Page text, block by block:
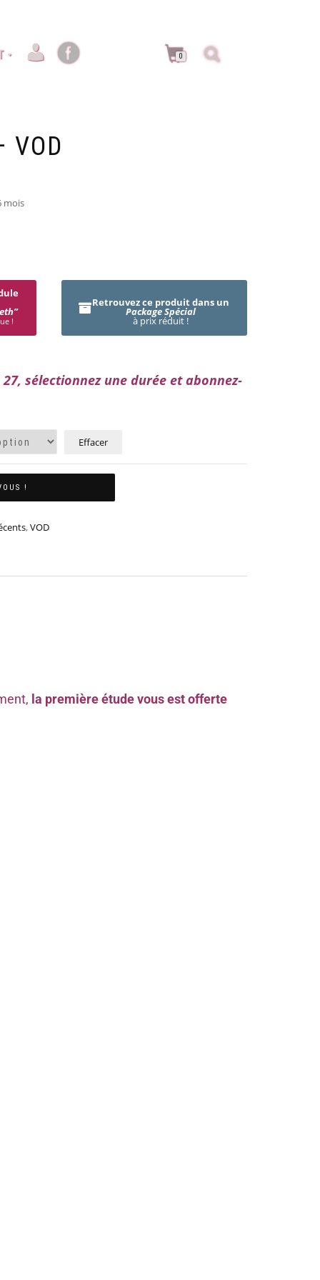
0
VOD
mois
!
Retrouvez ce produit dans un
Package Spécial
à prix réduit !
sélectionnez une durée et abonnez-
Effacer
!
,VOD
la première étude vous est offerte